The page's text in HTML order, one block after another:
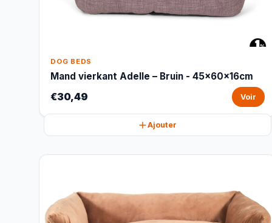
DOG BEDS
Mand vierkant Adelle – Bruin - 45x60x16cm
€30,49 Voir
Ajouter